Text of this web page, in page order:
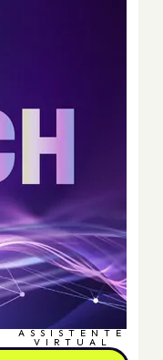
ASSISTENTE
VIRTUAL